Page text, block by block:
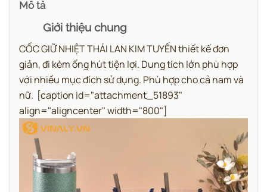
Mô tả
Giới thiệu chung
CỐC GIỮ NHIỆT THÁI LAN KIM TUYẾN thiết kế đơn
giản, đi kèm ống hút tiện lợi. Dung tích lớn phù hợp
với nhiều mục đích sử dụng. Phù hợp cho cả nam và
nữ. [caption id="attachment_51893"
align="aligncenter" width="800"]